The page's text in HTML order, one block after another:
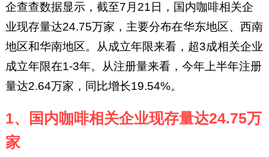
企查查数据显示，截至7月21日，国内咖啡相关企
业现存量达24.75万家，主要分布在华东地区、西南
地区和华南地区。从成立年限来看，超3成相关企业
成立年限在1-3年。从注册量来看，今年上半年注册
量达2.64万家，同比增长19.54%。
1、国内咖啡相关企业现存量达24.75万
家